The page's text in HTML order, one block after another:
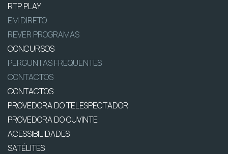
RTP PLAY
EM DIRETO
REVER PROGRAMAS
CONCURSOS
PERGUNTAS FREQUENTES
CONTACTOS
CONTACTOS
PROVEDORA DO TELESPECTADOR
PROVEDORA DO OUVINTE
ACESSIBILIDADES
SATÉLITES